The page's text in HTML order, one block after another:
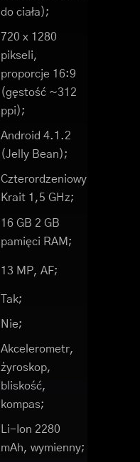
do ciała);
720 x 1280
pikseli,
proporcje 16:9
(gęstość ~312
ppi);
Android 4.1.2
(Jelly Bean);
Czterordzeniowy
Krait 1,5 GHz;
16 GB 2 GB
pamięci RAM;
13 MP, AF;
Tak;
Nie;
Akcelerometr,
żyroskop,
bliskość,
kompas;
Li-Ion 2280
mAh, wymienny;